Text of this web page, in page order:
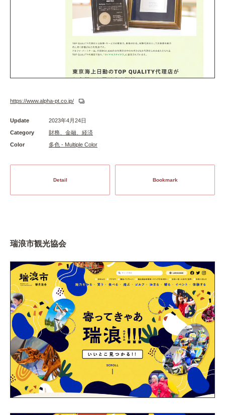
https://www.alpha-pt.co.jp/
Update
2023年4月24日
Category
財務、金融、経済
Color
多色 - Multiple Color
Detail Bookmark
瑞浪市観光協会